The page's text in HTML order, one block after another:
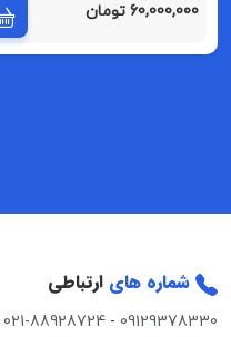
60,000,000 تومان
شماره های ارتباطی
09129378330
-
021-88928724